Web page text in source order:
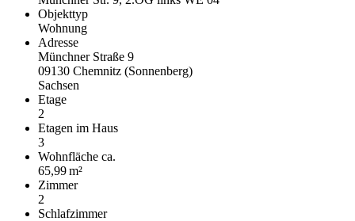
Objekttyp
Wohnung
Adresse
Münchner Straße 9
09130 Chemnitz (Sonnenberg)
Sachsen
Etage
2
Etagen im Haus
3
Wohnfläche ca.
65,99 m²
Zimmer
2
Schlafzimmer